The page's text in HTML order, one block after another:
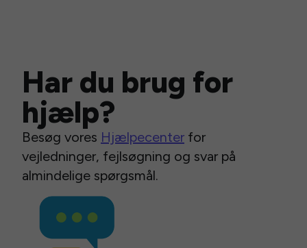
Har du brug for
hjælp?
Besøg vores Hjælpecenter for
vejledninger, fejlsøgning og svar på
almindelige spørgsmål.